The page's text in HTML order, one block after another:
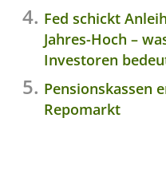
Fed schickt
Jahres-Hoch –
Investoren
Pensionskassen
Repomarkt